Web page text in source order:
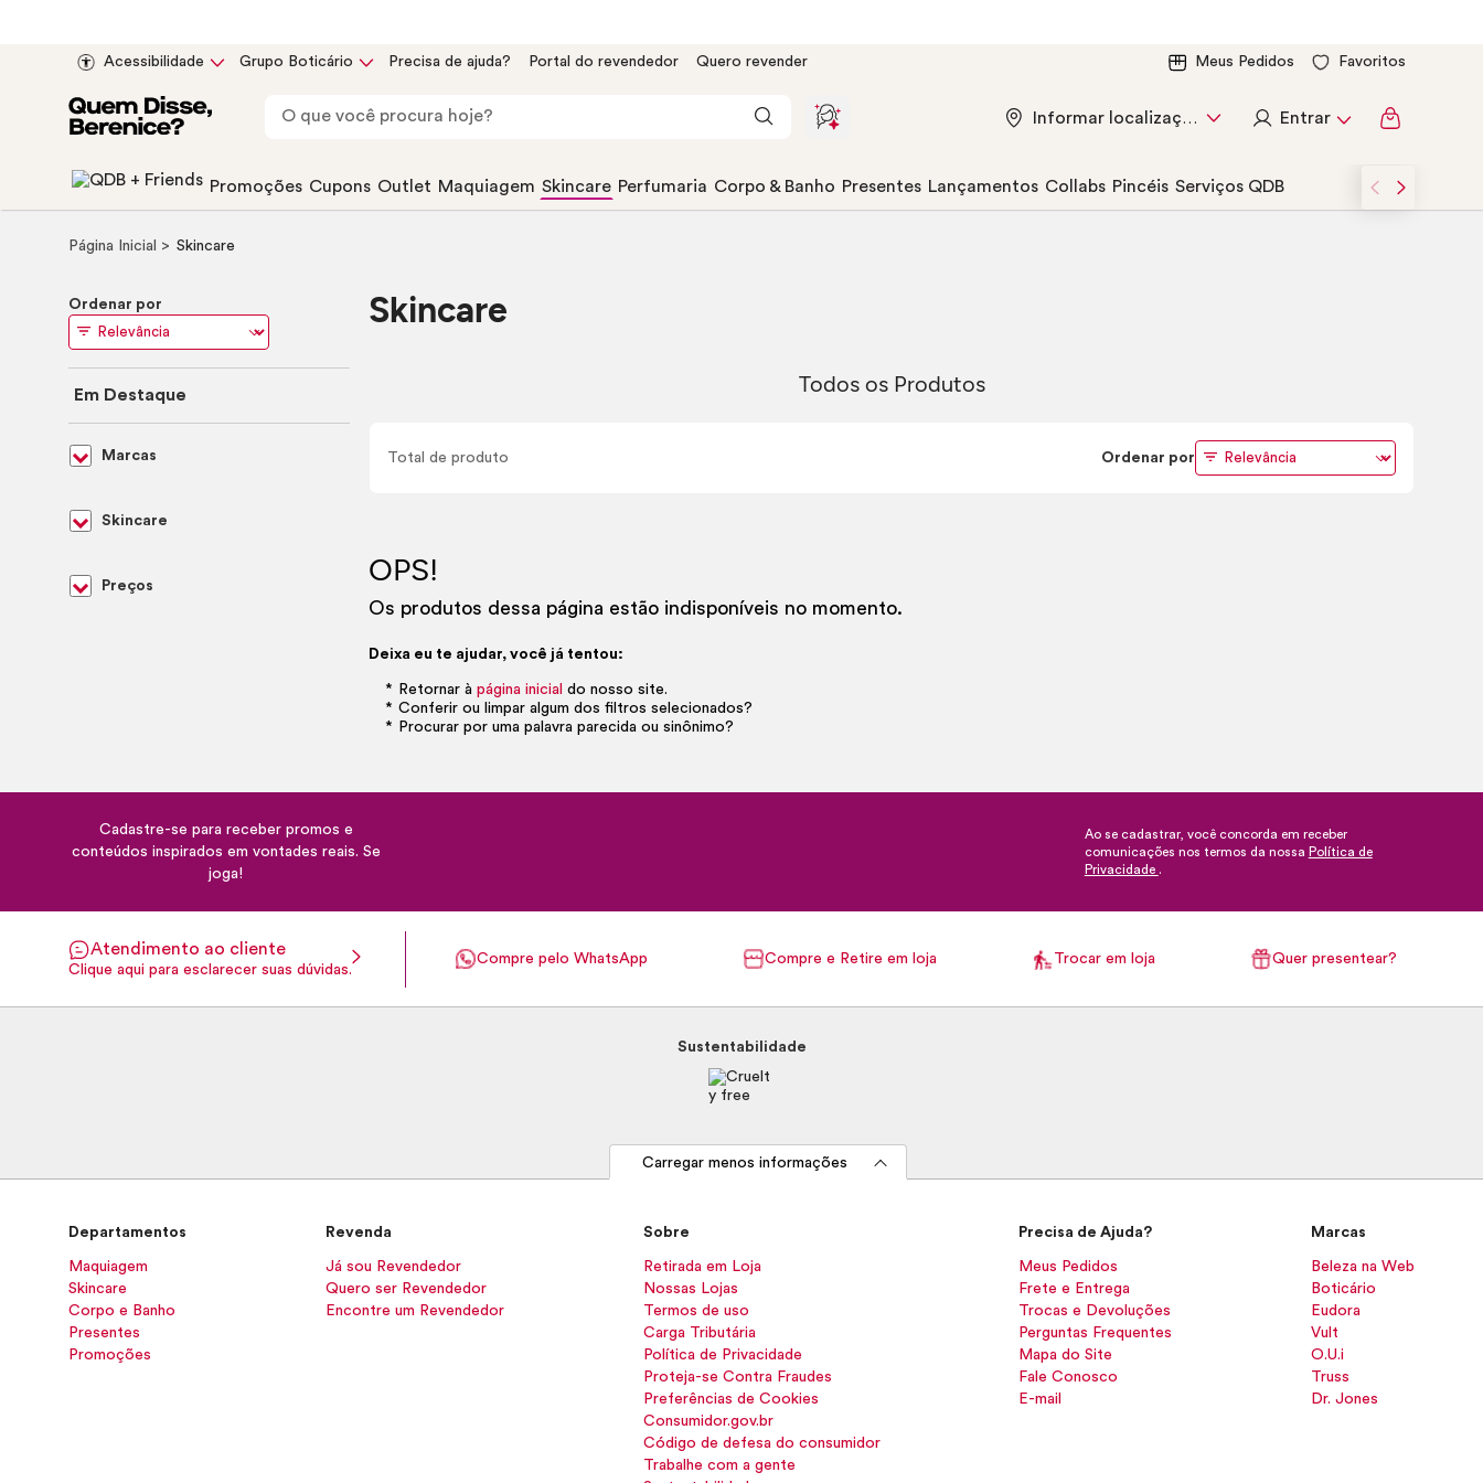
Acessibilidade Grupo Boticário Precisa de ajuda? Portal do revendedor Quero revender Meus Pedidos Favoritos
Informar localização Entrar
Promoções Cupons Outlet Maquiagem Skincare Perfumaria Corpo & Banho Presentes Lançamentos Collabs Pincéis Serviços QDB
Página Inicial Skincare
Skincare
Todos os Produtos
Total deproduto Ordenar por
OPS!
Os produtos dessa página estão indisponíveis no momento.
Deixa eu te ajudar, você já tentou:
Retornar àpágina inicial do nosso site.
Conferir ou limpar algum dos filtros selecionados?
Procurar por uma palavra parecida ou sinônimo?
Ordenar por
Em Destaque
Marcas
Skincare
Preços
Cadastre-se para receber promos e
conteúdos inspirados em vontades reais. Se
joga!
Ao se cadastrar, você concorda em receber
comunicações nos termos da nossa Política de
Privacidade .
Atendimento ao cliente
Clique aqui para esclarecer suas dúvidas.
Compre pelo WhatsApp Compre e Retire em loja Trocar em loja Quer presentear?
Sustentabilidade
Carregar menos informações
Departamentos
Maquiagem
Skincare
Corpo e Banho
Presentes
Promoções
Revenda
Já sou Revendedor
Quero ser Revendedor
Encontre um Revendedor
Sobre
Retirada em Loja
Nossas Lojas
Termos de uso
Carga Tributária
Política de Privacidade
Proteja-se Contra Fraudes
Preferências de Cookies
Consumidor.gov.br
Código de defesa do consumidor
Trabalhe com a gente
Precisa de Ajuda?
Meus Pedidos
Frete e Entrega
Trocas e Devoluções
Perguntas Frequentes
Mapa do Site
Fale Conosco
E-mail
Marcas
Beleza na Web
Boticário
Eudora
Vult
O.U.i
Truss
Dr. Jones